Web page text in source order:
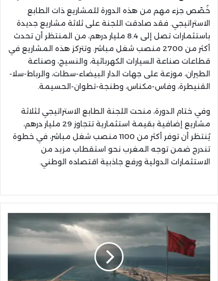
خُصّص جزء مهم من هذه الدورة للمشاريع ذات الطابع
الاستراتيجي. فقد صادقت اللجنة على ثلاثة مشاريع جديدة
باستثمارات تصل إلى 8.4 مليار درهم، من المنتظر أن تحدث
أكثر من 2700 منصب شغل مباشر. وتتركز هذه المشاريع في
قطاعات صناعة السيارات الكهربائية، والنسيج، وصناعة
الطيران، موزعة على جهات الدار البيضاء-سطات، والرباط-سلا-
القنيطرة، وفاس-مكناس، وطنجة-تطوان-الحسيمة.
وفي ختام الدورة، منحت اللجنة الطابع الاستراتيجي لثلاثة
مشاريع إضافية بقيمة استثمارية تتجاوز 29 مليار درهم،
يُنتظر أن توفر أكثر من 1100 منصب شغل مباشر، في خطوة
تندرج ضمن توجه المغرب نحو استقطاب مزيد من
الاستثمارات الدولية ورفع جاذبية اقتصاده الوطني.
الطبيعي
ميناء